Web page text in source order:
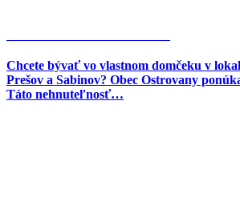
Chcete bývať vo vlastnom domčeku v
Prešov a Sabinov? Obec Ostrovany
Táto nehnuteľnosť…